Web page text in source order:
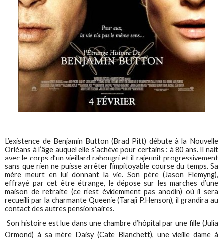
L’existence de Benjamin Button (Brad Pitt) débute à la Nouvelle
Orléans à l’âge auquel elle s’achève pour certains : à 80 ans. Il nait
avec le corps d’un vieillard rabougri et il rajeunit progressivement
sans que rien ne puisse arrêter l’impitoyable course du temps. Sa
mère meurt en lui donnant la vie. Son père (Jason Flemyng),
effrayé par cet être étrange, le dépose sur les marches d’une
maison de retraite (ce n’est évidemment pas anodin) où il sera
recueilli par la charmante Queenie (Taraji P.Henson), il grandira au
contact des autres pensionnaires.
Son histoire est lue dans une chambre d’hôpital par une fille (Julia
Ormond) à sa mère Daisy (Cate Blanchett), une vieille dame à